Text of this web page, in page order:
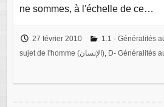
ne sommes, à l'échelle de ce…
27 février 2010 1.1 - Généralités
sujet de l'homme (الإنسان), D- Généralités